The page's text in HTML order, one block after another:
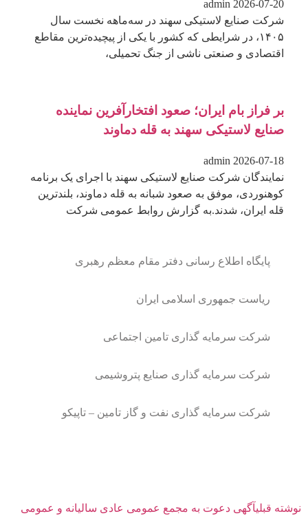
admin 2026-07-20
شرکت صنایع لاستیکی سهند در سه‌ماهه نخست سال
۱۴۰۵، در شرایطی که کشور با یکی از پیچیده‌ترین مقاطع
اقتصادی و صنعتی ناشی از جنگ تحمیلی،
بر فراز بام ایران؛ صعود افتخارآفرین نماینده
صنایع لاستیکی سهند به قله دماوند
admin 2026-07-18
نمایندگان شرکت صنایع لاستیکی سهند با اجرای یک برنامه
کوهنوردی، موفق به صعود شبانه به قله دماوند، بلندترین
قله ایران، شدند.به گزارش روابط عمومی شرکت
پایگاه اطلاع رسانی دفتر مقام معظم رهبری
ریاست جمهوری اسلامی ایران
شرکت سرمایه گذاری تامین اجتماعی
شرکت سرمایه گذاری صنایع پتروشیمی
شرکت سرمایه گذاری نفت و گاز تامین – تاپیکو
نوشته قبلیآگهی دعوت به مجمع عمومی عادی سالیانه و عمومی